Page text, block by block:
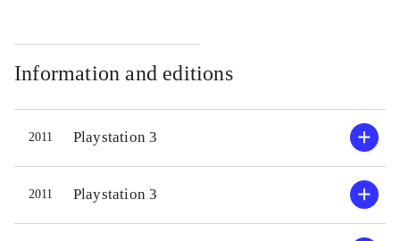
betydelig forbedret i forhold til
originalen, og indehavere af et 3D
tre dimensioner. Godt spil belønnes
med trofæer fra Playstation Network.
Den største nyskabelse er, at man
midt i en kamp kan skifte fighter og
Information and editions
2011 Playstation 3
2011 Playstation 3